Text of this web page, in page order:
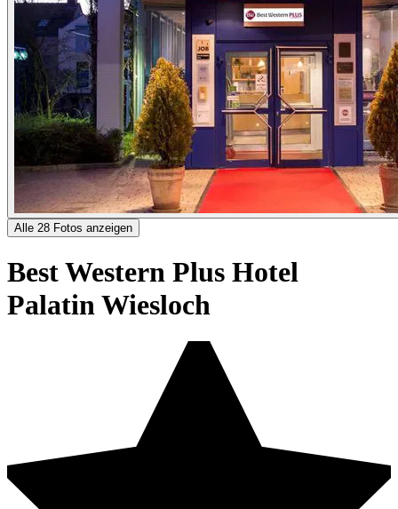
Alle 28 Fotos anzeigen
Best Western Plus Hotel
Palatin Wiesloch